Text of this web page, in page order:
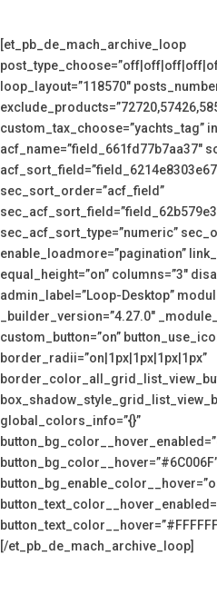
[et_pb_de_mach_archive_loop
loop_layout=”118570″
custom_tax_choose=”yachts_tag”
acf_name=”field_661fd77b7aa37″
sec_sort_order=”acf_field”
sec_acf_sort_type=”numeric”
enable_loadmore=”pagination”
equal_height=”on” columns=”3″
admin_label=”Loop-Desktop”
_builder_version=”4.27.0″
custom_button=”on”
border_radii=”on|1px|1px|1px|1px”
global_colors_info=”{}”
[/et_pb_de_mach_archive_loop]